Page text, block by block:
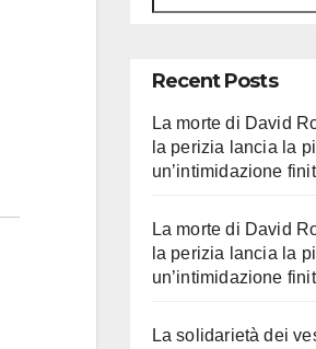
Recent Posts
La morte di David
la perizia lancia la
un’intimidazione
La morte di David
la perizia lancia la
un’intimidazione
La solidarietà dei